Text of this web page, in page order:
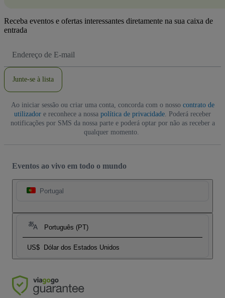
Receba eventos e ofertas interessantes diretamente na sua caixa de
entrada
de
Junte-se à lista
Ao iniciar sessão ou criar uma conta, concorda com o nosso contrato de
utilizador e reconhece a nossa política de privacidade. Poderá receber
notificações por SMS da nossa parte e poderá optar por não as receber a
qualquer momento.
Eventos ao vivo em todo o mundo
Portugal
Português (PT)
US$ Dólar dos Estados Unidos